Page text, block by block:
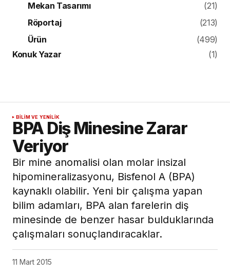
Mekan Tasarımı
(21)
Röportaj
(213)
Ürün
(499)
Konuk Yazar
(1)
BILIM VE YENILIK
BPA Diş Minesine Zarar
Veriyor
Bir mine anomalisi olan molar insizal
hipomineralizasyonu, Bisfenol A (BPA)
kaynaklı olabilir. Yeni bir çalışma yapan
bilim adamları, BPA alan farelerin diş
minesinde de benzer hasar bulduklarında
çalışmaları sonuçlandıracaklar.
11 Mart 2015